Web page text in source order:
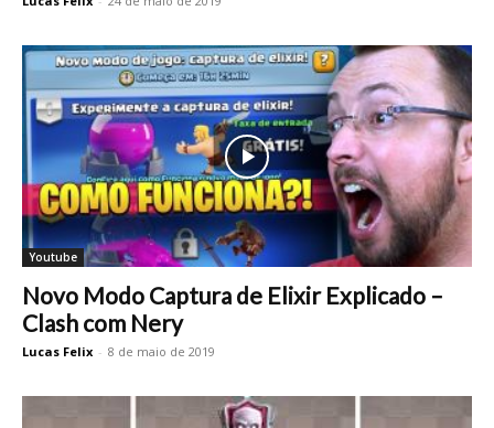
Youtube
Novo Modo Captura de Elixir Explicado –
Clash com Nery
Lucas Felix - 8 de maio de 2019